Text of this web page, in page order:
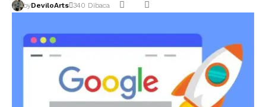
byDeviloArts 340 Dibaca